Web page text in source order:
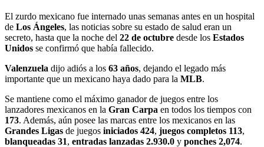
El zurdo mexicano fue internado unas semanas antes en un hospital
de Los Ángeles, las noticias sobre su estado de salud eran un
secreto, hasta que la noche del 22 de octubre desde los Estados
Unidos se confirmó que había fallecido.
Valenzuela dijo adiós a los 63 años, dejando el legado más
importante que un mexicano haya dado para la MLB.
Se mantiene como el máximo ganador de juegos entre los
lanzadores mexicanos en la Gran Carpa en todos los tiempos con
173. Además, aún posee las marcas entre los mexicanos en las
Grandes Ligas de juegos iniciados 424, juegos completos 113,
blanqueadas 31, entradas lanzadas 2.930.0 y ponches 2,074.